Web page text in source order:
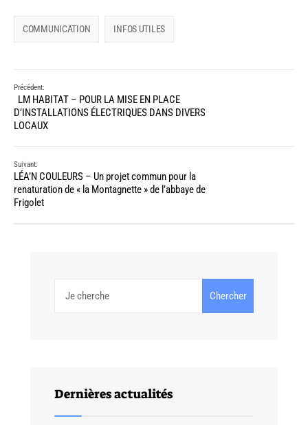
COMMUNICATION INFOS UTILES
Précédent:
LM HABITAT – POUR LA MISE EN PLACE
D’INSTALLATIONS ÉLECTRIQUES DANS DIVERS
LOCAUX
Suivant:
LÉA’N COULEURS – Un projet commun pour la
renaturation de « la Montagnette » de l’abbaye de
Frigolet
Chercher
Dernières actualités